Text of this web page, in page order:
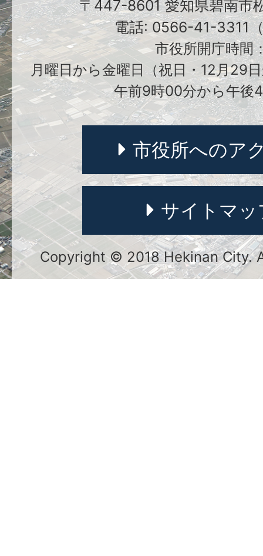
〒447-8601 愛知県碧南市
電話: 0566-41-3311
市役所開庁時間
月曜日から金曜日（祝日・12月29
午前9時00分から午後
市役所へのア
サイトマッ
Copyright © 2018 Hekinan City.